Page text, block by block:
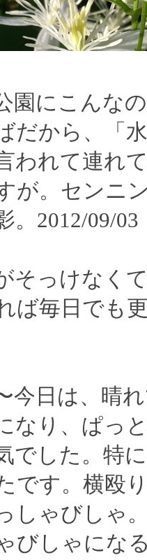
園にこんな
だから、「
われて連れ
が。センニ
。2012/09/03
そっけなく
ば毎日でも
今日は、晴
なり、ぱっ
でした。特
です。横殴
しゃびしゃ
びしゃにな